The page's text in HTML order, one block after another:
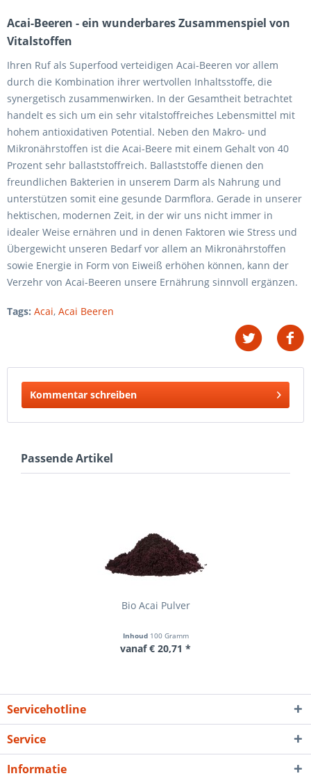
Acai-Beeren - ein wunderbares Zusammenspiel von
Vitalstoffen
Ihren Ruf als Superfood verteidigen Acai-Beeren vor allem
durch die Kombination ihrer wertvollen Inhaltsstoffe, die
synergetisch zusammenwirken. In der Gesamtheit betrachtet
handelt es sich um ein sehr vitalstoffreiches Lebensmittel mit
hohem antioxidativen Potential. Neben den Makro- und
Mikronährstoffen ist die Acai-Beere mit einem Gehalt von 40
Prozent sehr ballaststoffreich. Ballaststoffe dienen den
freundlichen Bakterien in unserem Darm als Nahrung und
unterstützen somit eine gesunde Darmflora. Gerade in unserer
hektischen, modernen Zeit, in der wir uns nicht immer in
idealer Weise ernähren und in denen Faktoren wie Stress und
Übergewicht unseren Bedarf vor allem an Mikronährstoffen
sowie Energie in Form von Eiweiß erhöhen können, kann der
Verzehr von Acai-Beeren unsere Ernährung sinnvoll ergänzen.
Tags: Acai, Acai Beeren
Kommentar schreiben
Passende Artikel
Bio Acai Pulver
Inhoud 100 Gramm
vanaf € 20,71 *
Servicehotline
Service
Informatie